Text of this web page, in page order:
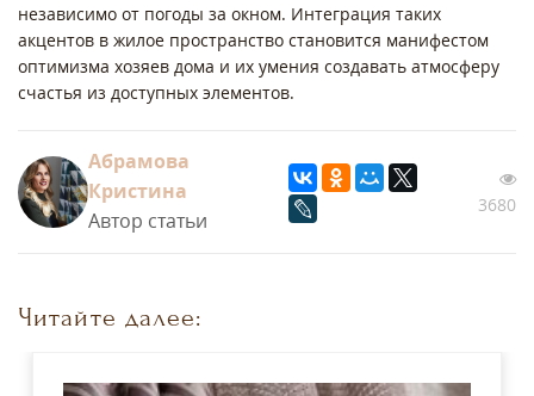
независимо от погоды за окном. Интеграция таких
акцентов в жилое пространство становится манифестом
оптимизма хозяев дома и их умения создавать атмосферу
счастья из доступных элементов.
Абрамова
Кристина
Автор статьи
3680
Читайте далее: